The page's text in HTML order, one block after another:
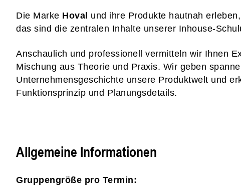
Die Marke Hoval und ihre Produkte hautnah
das sind die zentralen Inhalte unserer Inhouse-
Anschaulich und professionell vermitteln wir Ihnen
Mischung aus Theorie und Praxis. Wir geben
Unternehmensgeschichte unsere Produktwelt und
Funktionsprinzip und Planungsdetails.
Allgemeine Informationen
Gruppengröße pro Termin: